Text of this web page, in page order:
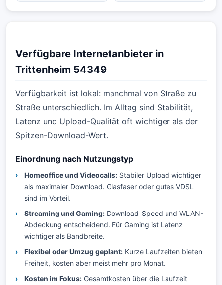
Verfügbare Internetanbieter in
Trittenheim 54349
Verfügbarkeit ist lokal: manchmal von Straße zu
Straße unterschiedlich. Im Alltag sind Stabilität,
Latenz und Upload-Qualität oft wichtiger als der
Spitzen-Download-Wert.
Einordnung nach Nutzungstyp
Homeoffice und Videocalls: Stabiler Upload wichtiger
als maximaler Download. Glasfaser oder gutes VDSL
sind im Vorteil.
Streaming und Gaming: Download-Speed und WLAN-
Abdeckung entscheidend. Für Gaming ist Latenz
wichtiger als Bandbreite.
Flexibel oder Umzug geplant: Kurze Laufzeiten bieten
Freiheit, kosten aber meist mehr pro Monat.
Kosten im Fokus: Gesamtkosten über die Laufzeit